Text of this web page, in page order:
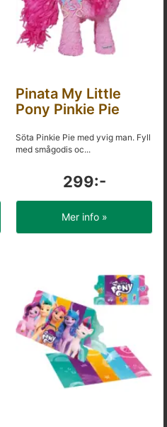
Pinata My Little
Pony Pinkie Pie
Söta Pinkie Pie med yvig man. Fyll
med smågodis oc...
299:-
Mer info »